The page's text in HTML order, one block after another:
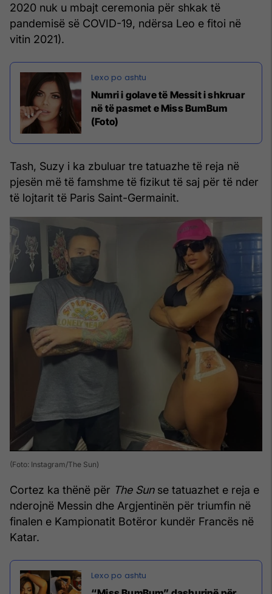
2020 nuk u mbajt ceremonia për shkak të
pandemisë së COVID-19, ndërsa Leo e fitoi në
vitin 2021).
Numri i golave të Messit i shkruar
në të pasmet e Miss BumBum
(Foto)
Tash, Suzy i ka zbuluar tre tatuazhe të reja në
pjesën më të famshme të fizikut të saj për të nder
të lojtarit të Paris Saint-Germainit.
(Foto: Instagram/The Sun)
Cortez ka thënë për The Sunse tatuazhet e reja e
nderojnë Messin dhe Argjentinën për triumfin në
finalen e Kampionatit Botëror kundër Francës në
Katar.